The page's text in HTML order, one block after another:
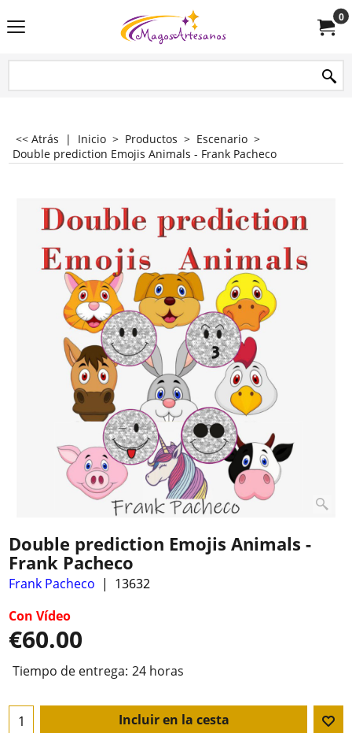
0
<< Atrás | Inicio > Productos > Escenario >
Double prediction Emojis Animals - Frank Pacheco
Double prediction Emojis Animals -
Frank Pacheco
Frank Pacheco
13632
Con Vídeo
€60.00
Tiempo de entrega: 24 horas
Incluir en la cesta